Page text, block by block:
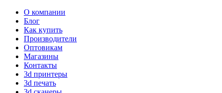
О компании
Блог
Как купить
Производители
Оптовикам
Магазины
Контакты
3d принтеры
3d печать